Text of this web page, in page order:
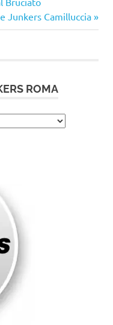
Junkers Camilluccia
ROMA